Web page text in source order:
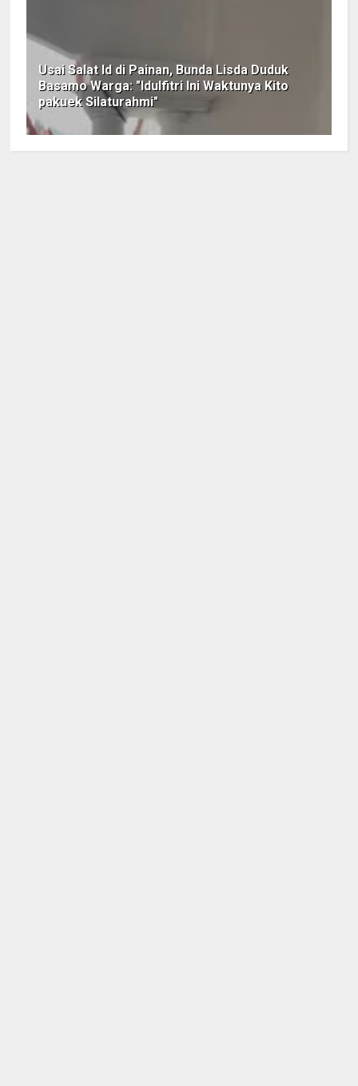
Usai Salat Id di Painan, Bunda Lisda Duduk
Basamo Warga: "Idulfitri Ini Waktunya Kito
pakuek Silaturahmi"